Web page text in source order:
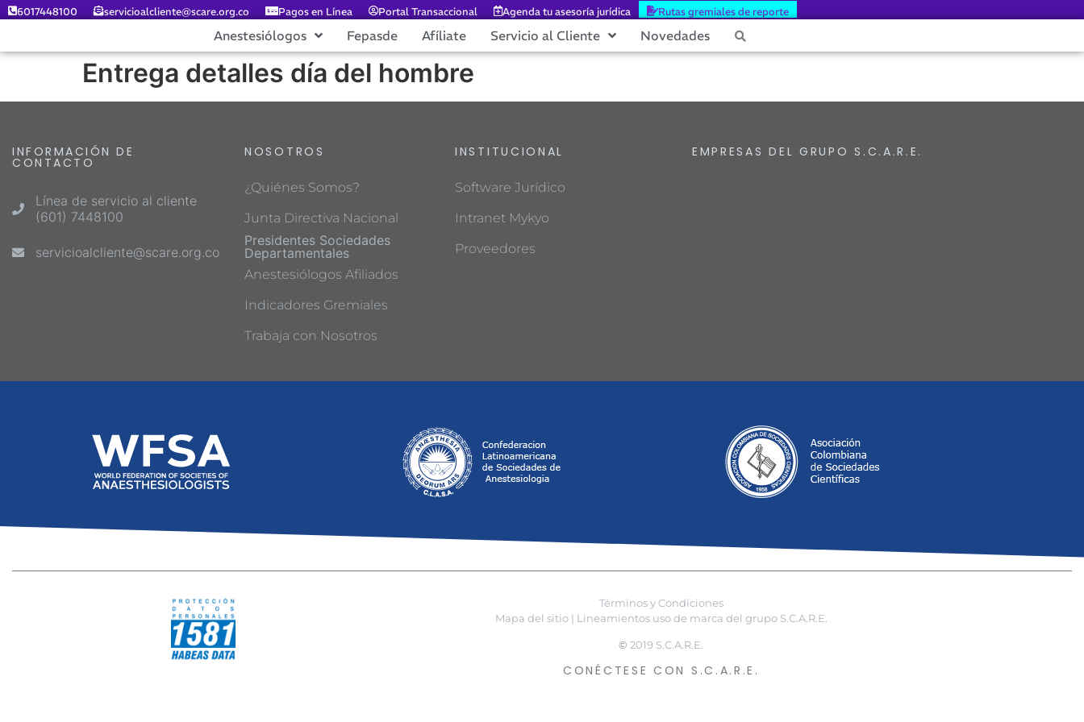
6017448100 servicioalcliente@scare.org.co Pagos en Línea Portal Transaccional Agenda tu asesoría jurídica Rutas gremiales de reporte
Anestesiólogos Fepasde Afíliate Servicio al Cliente Novedades
Entrega detalles día del hombre
INFORMACIÓN DE
CONTACTO
Línea de servicio al cliente
(601) 7448100
servicioalcliente@scare.org.co
NOSOTROS
¿Quiénes Somos?
Junta Directiva Nacional
Presidentes Sociedades
Departamentales
Anestesiólogos Afiliados
Indicadores Gremiales
Trabaja con Nosotros
INSTITUCIONAL
Software Jurídico
Intranet Mykyo
Proveedores
EMPRESAS DEL GRUPO S.C.A.R.E.
Términos y Condiciones
Mapa del sitio |
Lineamientos uso de marca del grupo S.C.A.R.E.
©2019 S.C.A.R.E.
CONÉCTESE CON S.C.A.R.E.